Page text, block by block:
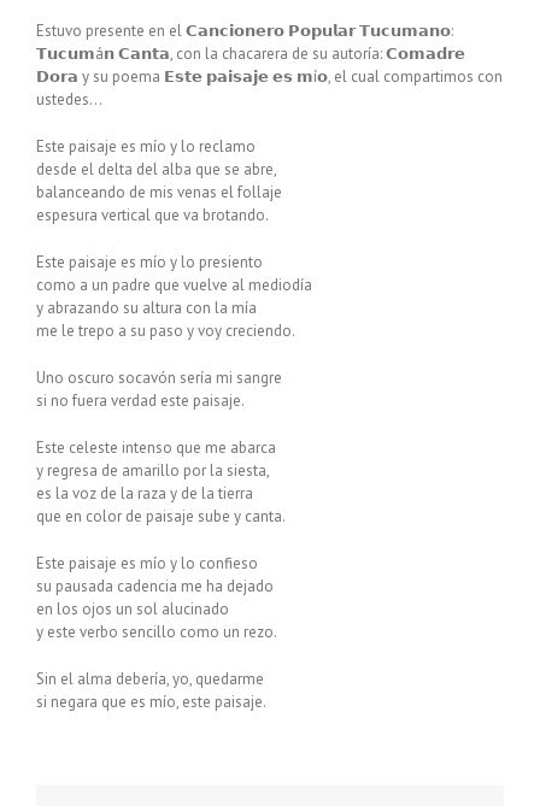
Estuvo presente en el 𝗖𝗮𝗻𝗰𝗶𝗼𝗻𝗲𝗿𝗼 𝗣𝗼𝗽𝘂𝗹𝗮𝗿 𝗧𝘂𝗰𝘂𝗺𝗮𝗻𝗼:
𝗧𝘂𝗰𝘂𝗺á𝗻 𝗖𝗮𝗻𝘁𝗮, con la chacarera de su autoría: 𝗖𝗼𝗺𝗮𝗱𝗿𝗲
𝗗𝗼𝗿𝗮 y su poema 𝗘𝘀𝘁𝗲 𝗽𝗮𝗶𝘀𝗮𝗷𝗲 𝗲𝘀 𝗺í𝗼, el cual compartimos con
ustedes…
Este paisaje es mío y lo reclamo
desde el delta del alba que se abre,
balanceando de mis venas el follaje
espesura vertical que va brotando.
Este paisaje es mío y lo presiento
como a un padre que vuelve al mediodía
y abrazando su altura con la mía
me le trepo a su paso y voy creciendo.
Uno oscuro socavón sería mi sangre
si no fuera verdad este paisaje.
Este celeste intenso que me abarca
y regresa de amarillo por la siesta,
es la voz de la raza y de la tierra
que en color de paisaje sube y canta.
Este paisaje es mío y lo confieso
su pausada cadencia me ha dejado
en los ojos un sol alucinado
y este verbo sencillo como un rezo.
Sin el alma debería, yo, quedarme
si negara que es mío, este paisaje.